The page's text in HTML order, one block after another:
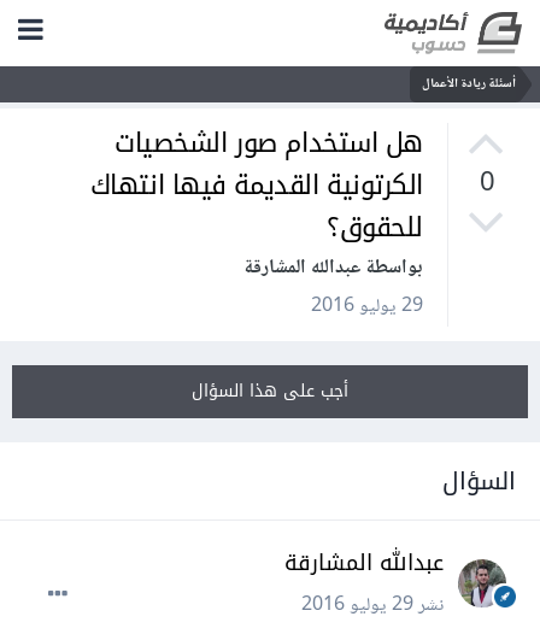
أسئلة ريادة الأعمال
0
هل استخدام صور الشخصيات
الكرتونية القديمة فيها انتهاك
للحقوق؟
بواسطة عبدالله المشارقة
29 يوليو 2016
أجب على هذا السؤال
السؤال
عبدالله المشارقة
نشر29 يوليو 2016